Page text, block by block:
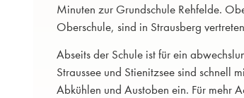
Minuten zur Grundschule Rehfelde.
Oberschule, sind in Strausberg
Abseits der Schule ist für ein
Straussee und Stienitzsee sind schnell
Abkühlen und Austoben ein. Für mehr